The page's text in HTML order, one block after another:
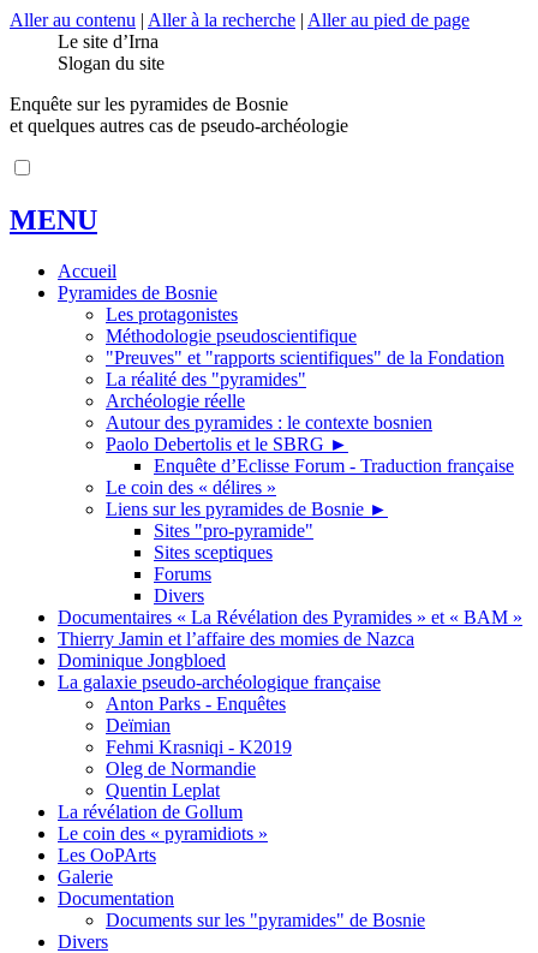
Aller au contenu | Aller à la recherche | Aller au pied de page
Le site d’Irna
Slogan du site
Enquête sur les pyramides de Bosnie
et quelques autres cas de pseudo-archéologie
MENU
Accueil
Pyramides de Bosnie
Les protagonistes
Méthodologie pseudoscientifique
"Preuves" et "rapports scientifiques" de la Fondation
La réalité des "pyramides"
Archéologie réelle
Autour des pyramides : le contexte bosnien
Paolo Debertolis et le SBRG ►
Enquête d’Eclisse Forum - Traduction française
Le coin des « délires »
Liens sur les pyramides de Bosnie ►
Sites "pro-pyramide"
Sites sceptiques
Forums
Divers
Documentaires « La Révélation des Pyramides » et « BAM »
Thierry Jamin et l’affaire des momies de Nazca
Dominique Jongbloed
La galaxie pseudo-archéologique française
Anton Parks - Enquêtes
Deïmian
Fehmi Krasniqi - K2019
Oleg de Normandie
Quentin Leplat
La révélation de Gollum
Le coin des « pyramidiots »
Les OoPArts
Galerie
Documentation
Documents sur les "pyramides" de Bosnie
Divers